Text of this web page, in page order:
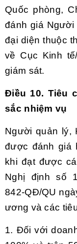
Quốc phòng,
đánh giá Người
đại diện thuộc
về Cục Kinh
giám sát.
Điều 10. Tiêu
sắc nhiệm vụ
Người quản lý,
được đánh giá
khi đạt được
Nghị định số
842-QĐ/QU
ương và các
1. Đối với